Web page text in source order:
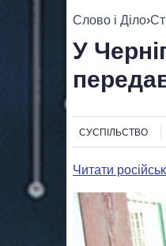
Слово і Діло›
У
СУСПІЛЬСТВО
Читати